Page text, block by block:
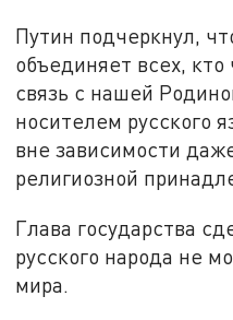
Путин подчеркнул,
объединяет всех, кто
связь с нашей
носителем русского
вне зависимости
религиозной
Глава государства
русского народа не
мира.